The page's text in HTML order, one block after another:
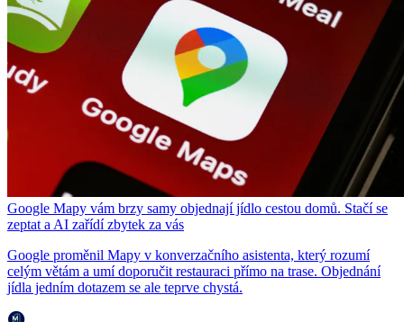
Google Mapy vám brzy samy objednají jídlo cestou domů. Stačí se
zeptat a AI zařídí zbytek za vás
Google proměnil Mapy v konverzačního asistenta, který rozumí
celým větám a umí doporučit restauraci přímo na trase. Objednání
jídla jedním dotazem se ale teprve chystá.